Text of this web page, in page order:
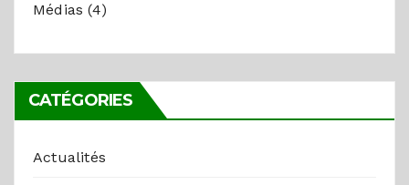
Médias (4)
CATÉGORIES
Actualités